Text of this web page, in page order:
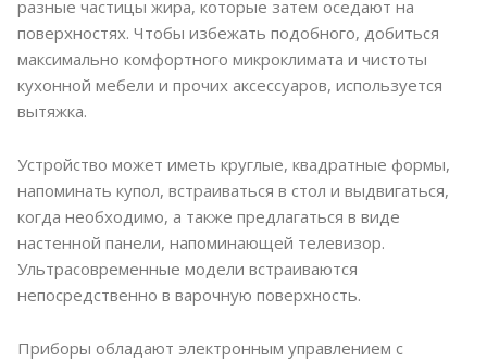
разные частицы жира, которые затем оседают на
поверхностях. Чтобы избежать подобного, добиться
максимально комфортного микроклимата и чистоты
кухонной мебели и прочих аксессуаров, используется
вытяжка.
Устройство может иметь круглые, квадратные формы,
напоминать купол, встраиваться в стол и выдвигаться,
когда необходимо, а также предлагаться в виде
настенной панели, напоминающей телевизор.
Ультрасовременные модели встраиваются
непосредственно в варочную поверхность.
Приборы обладают электронным управлением с